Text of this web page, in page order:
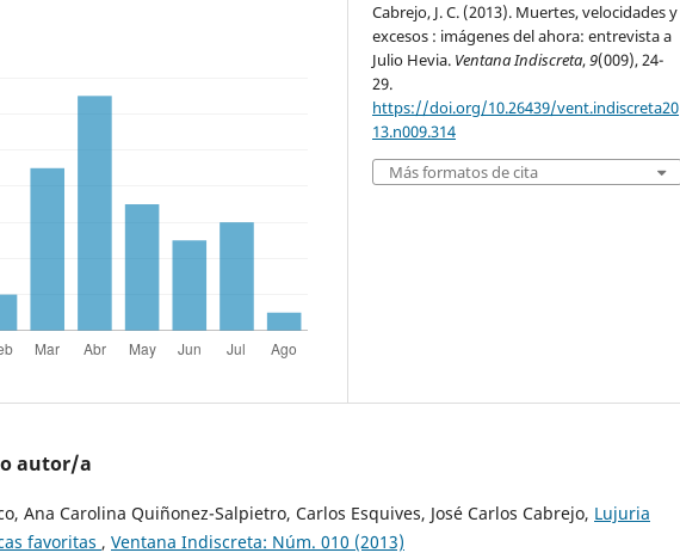
Cabrejo, J. C. (2013). Muertes, velocidades y
excesos : imágenes del ahora: entrevista a
Julio Hevia. Ventana Indiscreta,9(009), 24-
29.
https://doi.org/10.26439/vent.indiscreta20
13.n009.314
Más formatos de cita
autor/a
Ana Carolina Quiñonez-Salpietro, Carlos Esquives, José Carlos Cabrejo, Lujuria
favoritas , Ventana Indiscreta: Núm. 010 (2013)